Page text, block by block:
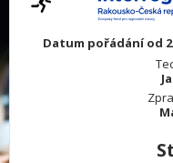
Datum pořádání od